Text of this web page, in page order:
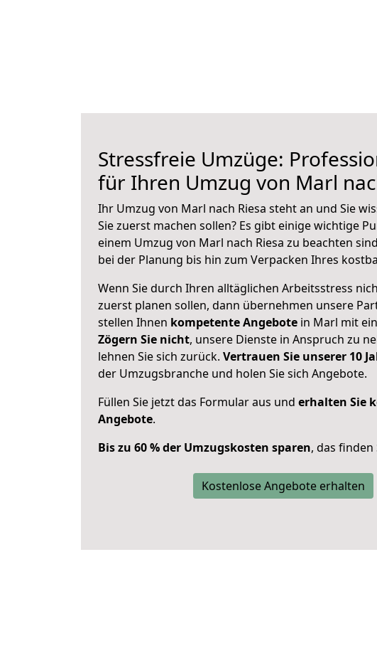
Stressfreie Umzüge:
für Ihren Umzug von Marl
Ihr Umzug von Marl nach Riesa steht an und Sie
Sie zuerst machen sollen? Es gibt einige wichtige
einem Umzug von Marl nach Riesa zu beachten
bei der Planung bis hin zum Verpacken Ihres
Wenn Sie durch Ihren alltäglichen Arbeitsstress
zuerst planen sollen, dann übernehmen unsere
stellen Ihnen kompetente Angebote in Marl mit
Zögern Sie nicht, unsere Dienste in Anspruch zu
lehnen Sie sich zurück. Vertrauen Sie unserer 10
der Umzugsbranche und holen Sie sich Angebote.
Füllen Sie jetzt das Formular aus und erhalten Sie
Angebote.
Bis zu 60 % der Umzugskosten sparen, das finden
Kostenlose Angebote erhalten